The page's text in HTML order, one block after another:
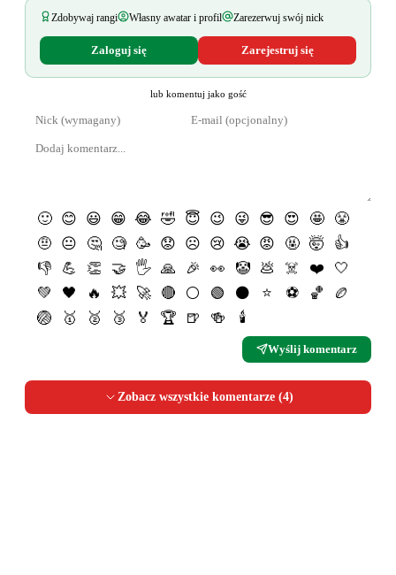
Zdobywaj rangi Własny awatar i profil Zarezerwuj swój nick
Zaloguj się Zarejestruj się
lub komentuj jako gość
🙂 😊 😃 😁 😂 🤣 😇 😉 😜 😎 😍 🤩
😤
🤨
😐 🤔 🧐 🥳 😟 ☹️ 😢 😭 😡 🤬 🤯
👍
👎
💪 👏 🤝 🖐 🙏 🎉 👀 🤡 💩 ☠️ ❤️
🤍
💚
🖤 🔥 💥 🚀 🔴 ⚪️ 🟢 ⚫️ ⭐️ ⚽️ 🏀
🏉
🏐
🥇 🥈 🥉 🏅 🏆 🍺 🍻 🕯
Wyślij komentarz
Zobacz wszystkie komentarze (4)